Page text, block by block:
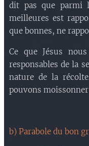
dit pas que parmi
meilleures est
que bonnes, ne
Ce que Jésus
responsables de la
nature de la
pouvons
b) Parabole du bon